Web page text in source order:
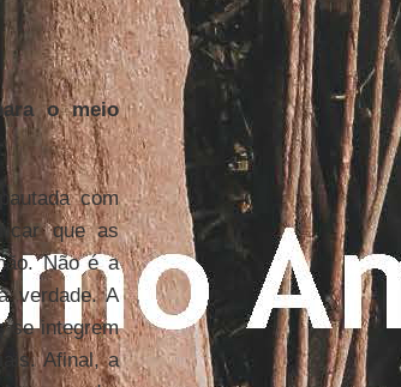
o meio
com
que as
Não é a
verdade. A
se integrem
Afinal, a